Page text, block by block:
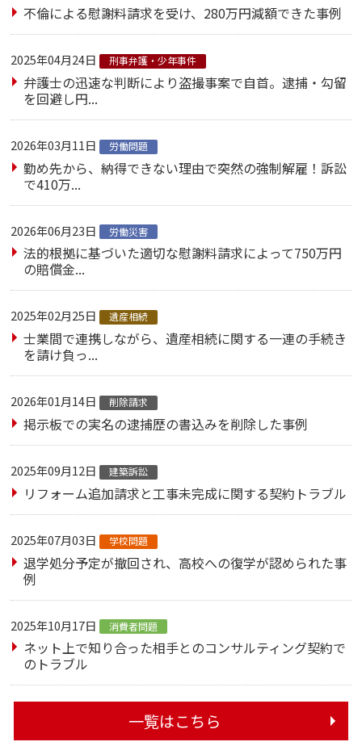
不倫による慰謝料請求を受け、280万円減額できた事例
2025年04月24日 刑事弁護・少年事件
弁護士の迅速な判断により盗撮事案で自首。逮捕・勾留
を回避し円...
2026年03月11日 労働問題
勤め先から、納得できない理由で突然の強制解雇！訴訟
で410万...
2026年06月23日 労働災害
法的根拠に基づいた適切な慰謝料請求によって750万円
の賠償金...
2025年02月25日 遺産相続
士業間で連携しながら、遺産相続に関する一連の手続き
を請け負っ...
2026年01月14日 削除請求
掲示板での実名の逮捕歴の書込みを削除した事例
2025年09月12日 建築訴訟
リフォーム追加請求と工事未完成に関する契約トラブル
2025年07月03日 学校問題
退学処分予定が撤回され、高校への復学が認められた事
例
2025年10月17日 消費者問題
ネット上で知り合った相手とのコンサルティング契約で
のトラブル
一覧はこちら